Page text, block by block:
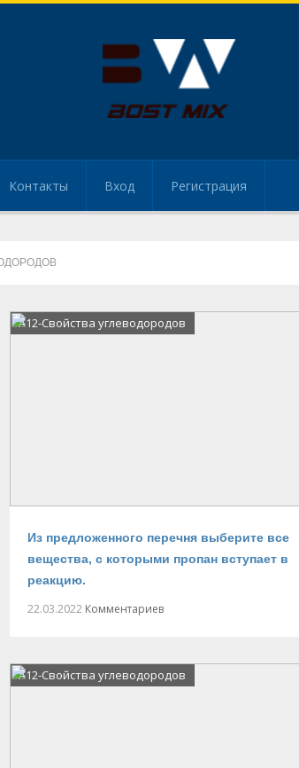
Контакты Вход Регистрация
А12-Свойства углеводородов
Из предложенного перечня выберите все
вещества, с которыми пропан вступает в
реакцию.
22.03.2022 Комментариев
А12-Свойства углеводородов